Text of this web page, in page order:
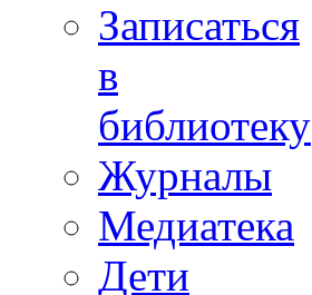
Записаться
в
библиотеку
Журналы
Медиатека
Дети